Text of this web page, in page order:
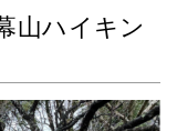
山ハイキン